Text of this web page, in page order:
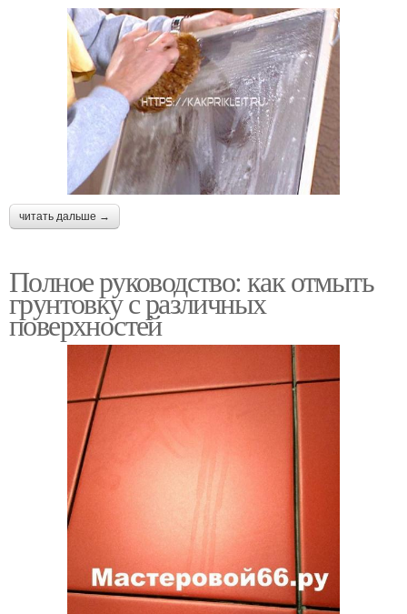
читать дальше →
Полное руководство: как отмыть
грунтовку с различных
поверхностей